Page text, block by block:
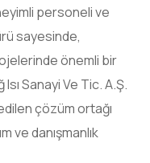
personeli ve
sayesinde,
önemli bir
Sanayi Ve Tic. A.Ş.
çözüm ortağı
ve danışmanlık